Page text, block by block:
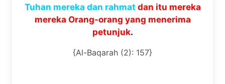
Tuhan mereka dan rahmat dan itu mereka
mereka Orang-orang yang menerima
petunjuk.
{Al-Baqarah (2): 157}